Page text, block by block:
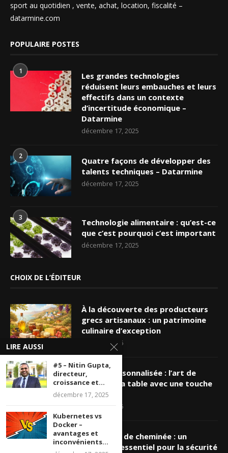
sport au quotidien , vente, achat, location, fiscalité –
datarmine.com
POPULAIRE POSTES
1
Les grandes technologies
réduisent leurs embauches et leurs
effectifs dans un contexte
d’incertitude économique –
Datarmine
décembre 17, 2025
2
Quatre façons de développer des
talents techniques – Datarmine
décembre 17, 2025
3
Technologie alimentaire : qu’est-ce
que c’est pourquoi c’est important
décembre 17, 2025
CHOIX DE L’ÉDITEUR
À la découverte des producteurs
grecs artisanaux : un patrimoine
culinaire d’exception
mars 19, 2026
Nappe personnalisée : l’art de
sublimer sa table avec une touche
unique
mars 16, 2026
Ramonage de cheminée : un
entretien essentiel pour la sécurité
LIRE AUSSI
#5 – Nitin Gupta,
directeur,
croissance et...
décembre 17, 2025
Kubernetes vs
Docker –
avantages et
inconvénients...